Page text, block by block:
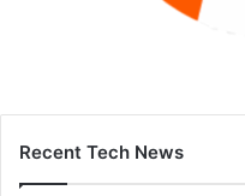
Recent Tech News